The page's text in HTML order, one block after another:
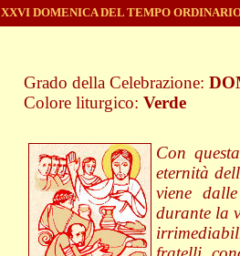
XXVI DOMENICA DEL TEMPO
Grado della Celebrazione:
Colore liturgico: Verde
Con
eternità
viene
durante la